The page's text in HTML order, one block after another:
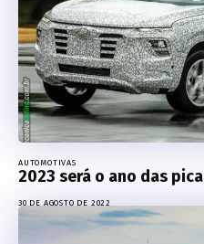
AUTOMOTIVAS
2023 será o ano das
30 DE AGOSTO DE 2022